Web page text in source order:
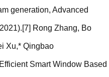
generation, Advanced
Rong Zhang, Bo
Xu,* Qingbao
Smart Window Based